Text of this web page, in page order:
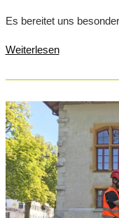
Es bereitet uns
Weiterlesen